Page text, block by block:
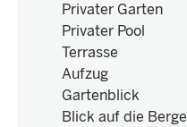
Privater Garten
Privater Pool
Terrasse
Aufzug
Gartenblick
Blick auf die Berge